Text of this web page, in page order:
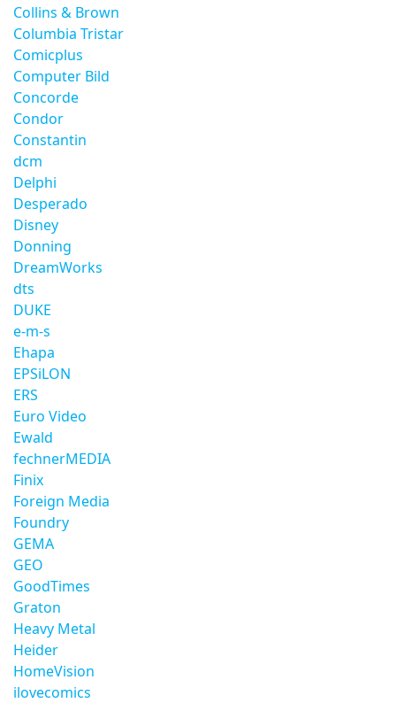
Collins & Brown
Columbia Tristar
Comicplus
Computer Bild
Concorde
Condor
Constantin
dcm
Delphi
Desperado
Disney
Donning
DreamWorks
dts
DUKE
e-m-s
Ehapa
EPSiLON
ERS
Euro Video
Ewald
fechnerMEDIA
Finix
Foreign Media
Foundry
GEMA
GEO
GoodTimes
Graton
Heavy Metal
Heider
HomeVision
ilovecomics